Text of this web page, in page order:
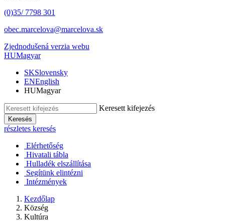
(0)35/ 7798 301
obec.marcelova@marcelova.sk
Zjednodušená verzia webu
HUMagyar
SKSlovensky
ENEnglish
HUMagyar
Keresett kifejezés
Keresés
részletes keresés
Elérhetőség
Hivatali tábla
Hulladék elszállítása
Segítünk elintézni
Intézmények
Kezdőlap
Község
Kultúra